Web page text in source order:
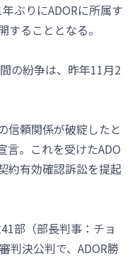
ぶりにADORに所属す
することとなる。
の紛争は、昨年11月2
信頼関係が破綻したと
言。これを受けたADO
約有効確認訴訟を提起
部（部長判事：チョ
判決公判で、ADOR勝